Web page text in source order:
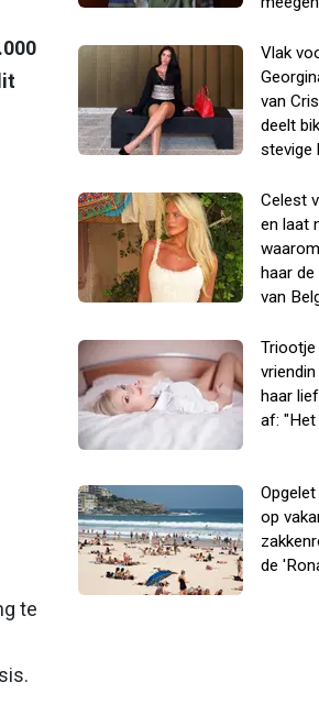
te
Vlak
van
deelt
stevige
Celest
en laat
haar
van
haar
af: "Het
op
de